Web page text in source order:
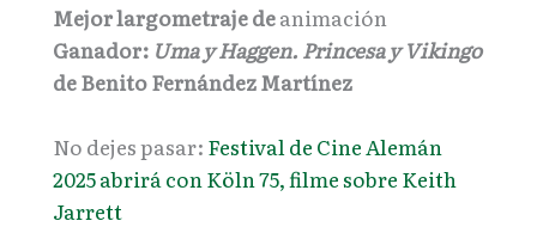
Mejor largometraje deanimación
Ganador: Uma y Haggen. Princesa y Vikingo
de Benito Fernández Martínez
No dejes pasar: Festival de Cine Alemán
2025 abrirá con Köln 75, filme sobre Keith
Jarrett